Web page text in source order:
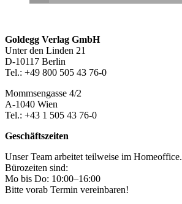
Footer-
Section
Goldegg Verlag GmbH
Unter den Linden 21
D-10117 Berlin
Tel.: +49 800 505 43 76-0
Mommsengasse 4/2
A-1040 Wien
Tel.: +43 1 505 43 76-0
Geschäftszeiten
Unser Team arbeitet teilweise im Homeoffice.
Bürozeiten sind:
Mo bis Do: 10:00–16:00
Bitte vorab Termin vereinbaren!